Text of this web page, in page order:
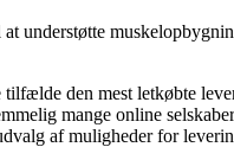
understøtte
tilfælde den mest letkøbte
mange online
af muligheder for